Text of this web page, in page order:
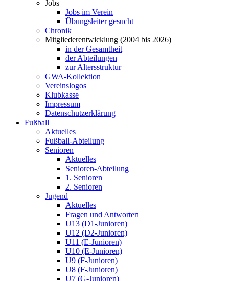
Jobs
Jobs im Verein
Übungsleiter gesucht
Chronik
Mitgliederentwicklung (2004 bis 2026)
in der Gesamtheit
der Abteilungen
zur Altersstruktur
GWA-Kollektion
Vereinslogos
Klubkasse
Impressum
Datenschutzerklärung
Fußball
Aktuelles
Fußball-Abteilung
Senioren
Aktuelles
Senioren-Abteilung
1. Senioren
2. Senioren
Jugend
Aktuelles
Fragen und Antworten
U13 (D1-Junioren)
U12 (D2-Junioren)
U11 (E-Junioren)
U10 (E-Junioren)
U9 (F-Junioren)
U8 (F-Junioren)
U7 (G-Junioren)